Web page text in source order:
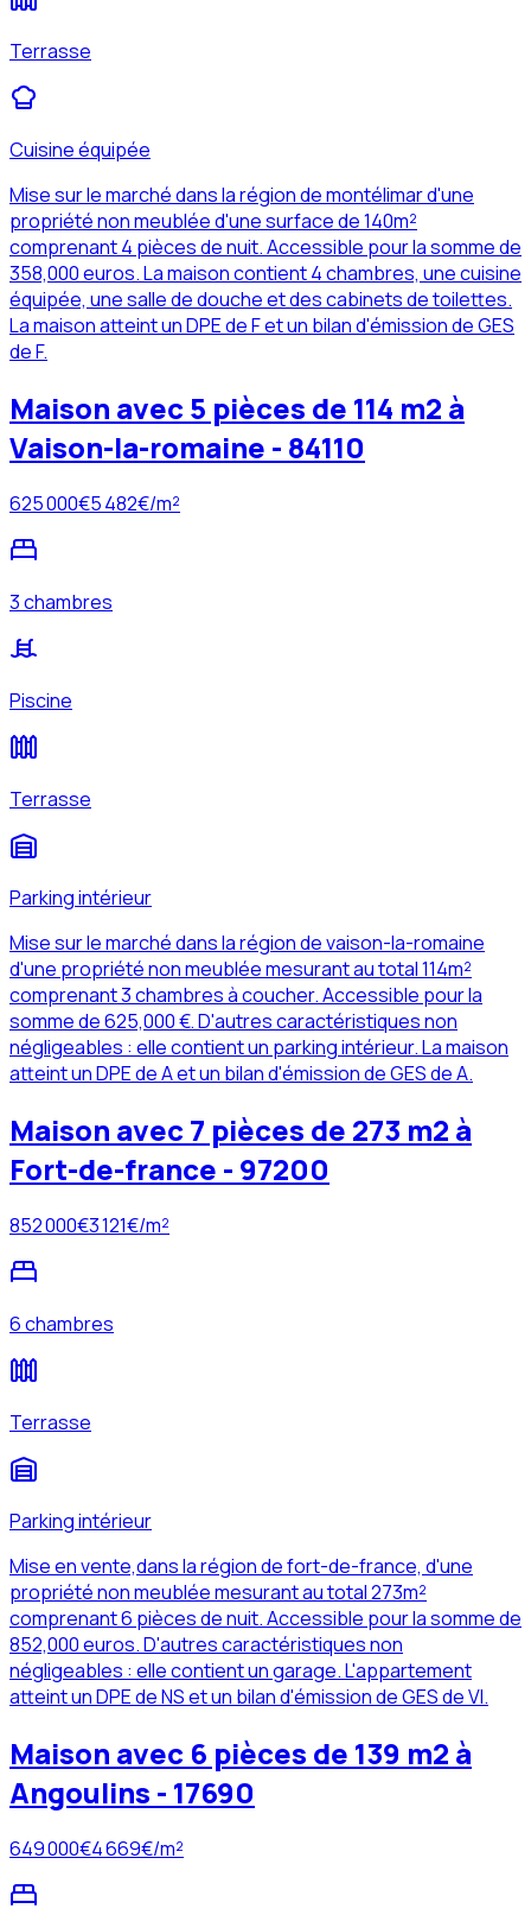
Terrasse
Cuisine équipée
Mise sur le marché dans la région de montélimar d'une
propriété non meublée d'une surface de 140m²
comprenant 4 pièces de nuit. Accessible pour la somme de
358,000 euros. La maison contient 4 chambres, une cuisine
équipée, une salle de douche et des cabinets de toilettes.
La maison atteint un DPE de F et un bilan d'émission de GES
de F.
Maison avec 5 pièces de 114 m2 à
Vaison-la-romaine - 84110
625 000€5 482€/m²
3 chambres
Piscine
Terrasse
Parking intérieur
Mise sur le marché dans la région de vaison-la-romaine
d'une propriété non meublée mesurant au total 114m²
comprenant 3 chambres à coucher. Accessible pour la
somme de 625,000 €. D'autres caractéristiques non
négligeables : elle contient un parking intérieur. La maison
atteint un DPE de A et un bilan d'émission de GES de A.
Maison avec 7 pièces de 273 m2 à
Fort-de-france - 97200
852 000€3 121€/m²
6 chambres
Terrasse
Parking intérieur
Mise en vente,dans la région de fort-de-france, d'une
propriété non meublée mesurant au total 273m²
comprenant 6 pièces de nuit. Accessible pour la somme de
852,000 euros. D'autres caractéristiques non
négligeables : elle contient un garage. L'appartement
atteint un DPE de NS et un bilan d'émission de GES de VI.
Maison avec 6 pièces de 139 m2 à
Angoulins - 17690
649 000€4 669€/m²